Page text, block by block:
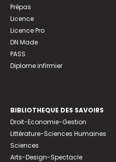
Prépas
Licence
Licence Pro
DN Made
PASS
Diplome infirmier
BIBLIOTHEQUE DES SAVOIRS
Droit-Economie-Gestion
Littérature-Sciences Humaines
Sciences
Arts-Design-Spectacle